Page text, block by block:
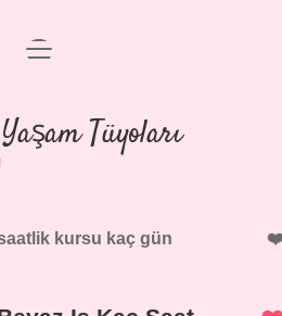
Anasayfa
Politikası
Uyarı
menüyü
Tüyoları
kursu kaç gün